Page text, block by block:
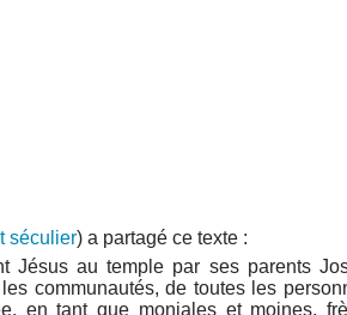
séculier) a partagé ce texte :
Jésus au temple par ses parents
communautés, de toutes les
en tant que moniales et moines,